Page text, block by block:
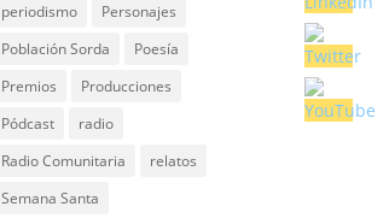
periodismo
Personajes
Población Sorda
Poesía
Premios
Producciones
Pódcast
radio
Radio Comunitaria
relatos
Semana Santa